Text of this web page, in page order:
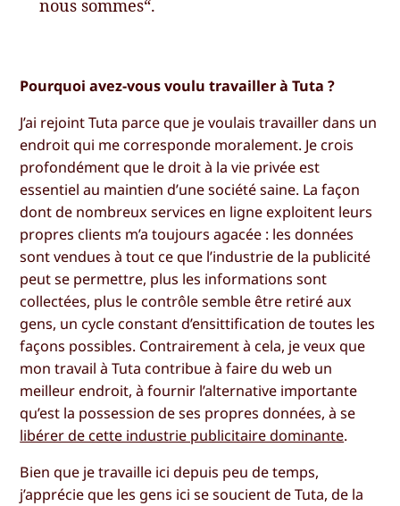
nous sommes“.
Pourquoi avez-vous voulu travailler à Tuta ?
J’ai rejoint Tuta parce que je voulais travailler dans un
endroit qui me corresponde moralement. Je crois
profondément que le droit à la vie privée est
essentiel au maintien d’une société saine. La façon
dont de nombreux services en ligne exploitent leurs
propres clients m’a toujours agacée : les données
sont vendues à tout ce que l’industrie de la publicité
peut se permettre, plus les informations sont
collectées, plus le contrôle semble être retiré aux
gens, un cycle constant d’ensittification de toutes les
façons possibles. Contrairement à cela, je veux que
mon travail à Tuta contribue à faire du web un
meilleur endroit, à fournir l’alternative importante
qu’est la possession de ses propres données, à se
libérer de cette industrie publicitaire dominante.
Bien que je travaille ici depuis peu de temps,
j’apprécie que les gens ici se soucient de Tuta, de la